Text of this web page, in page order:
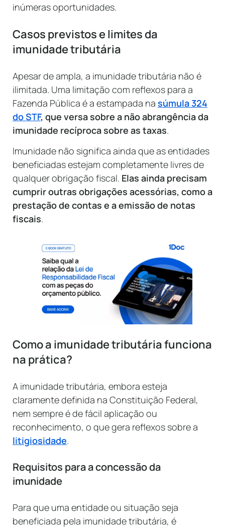
inúmeras oportunidades.
Casos previstos e limites da
imunidade tributária
Apesar de ampla, a imunidade tributária não é
ilimitada. Uma limitação com reflexos para a
Fazenda Pública é a estampada na súmula 324
do STF, que versa sobre a não abrangência da
imunidade recíproca sobre as taxas.
Imunidade não significa ainda que as entidades
beneficiadas estejam completamente livres de
qualquer obrigação fiscal. Elas ainda precisam
cumprir outras obrigações acessórias, como a
prestação de contas e a emissão de notas
fiscais.
Como a imunidade tributária funciona
na prática?
A imunidade tributária, embora esteja
claramente definida na Constituição Federal,
nem sempre é de fácil aplicação ou
reconhecimento, o que gera reflexos sobre a
litigiosidade.
Requisitos para a concessão da
imunidade
Para que uma entidade ou situação seja
beneficiada pela imunidade tributária, é